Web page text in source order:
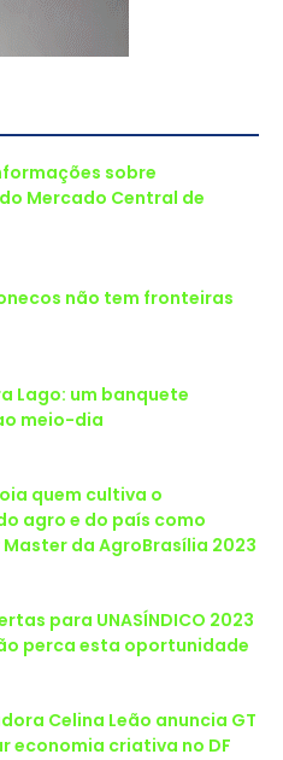
sobre
Mercado Central de
não tem fronteiras
Lago: um banquete
meio-dia
quem cultiva o
agro e do país como
da AgroBrasília 2023
para UNASÍNDICO 2023
perca esta oportunidade
Celina Leão anuncia GT
economia criativa no DF